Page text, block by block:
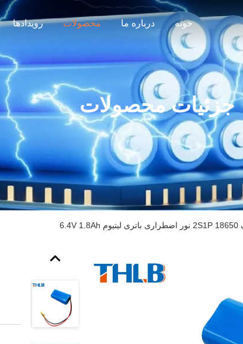
خونه درباره ما محصولات رویدادها
جزئیات محصولات